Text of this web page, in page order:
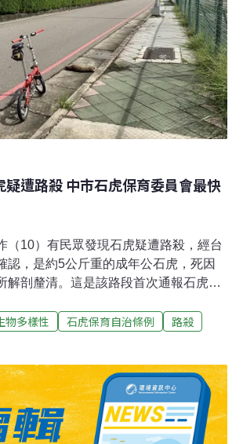
動熱區範圍劃設不夠周全；草案中所提
協助申請中央補助，缺乏縣府自辦的誘
鼓勵在地社區、農戶參與保育行動。
疑遭路殺 中市石虎保育委員會最快
（10）有民眾發現石虎疑遭路殺，經台
認，是約5公斤重的成年公石虎，死因
解剖釐清。這是該路段首次通報石虎蹤
未知，仍待繫放調查分析活動範圍，若
行。高鐵台中站首次通報石虎路殺 死因
發現路邊有疑似石虎屍體，隨即在臉書
認，並通報市府1999聯繫相關單位，台
獲通報後派人到場處理。台灣石虎保育
表示，確認是一隻成年公石虎，體重約
物多樣性 石虎保育自治條例
路殺